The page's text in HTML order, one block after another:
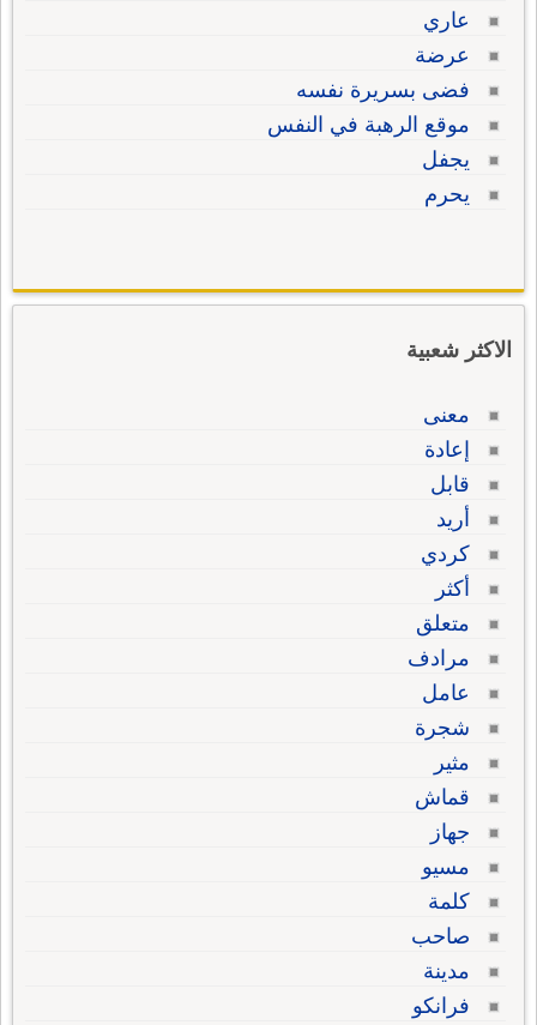
عاري
عرضة
فضى بسريرة نفسه
موقع الرهبة في النفس
يجفل
يحرم
الاكثر شعبية
معنى
إعادة
قابل
أريد
كردي
أكثر
متعلق
مرادف
عامل
شجرة
مثير
قماش
جهاز
مسيو
كلمة
صاحب
مدينة
فرانكو